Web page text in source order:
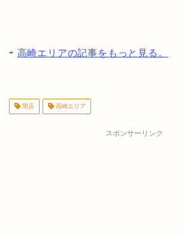
⇨ 高崎エリアの記事をもっと見る。
閉店 高崎エリア
スポンサーリンク